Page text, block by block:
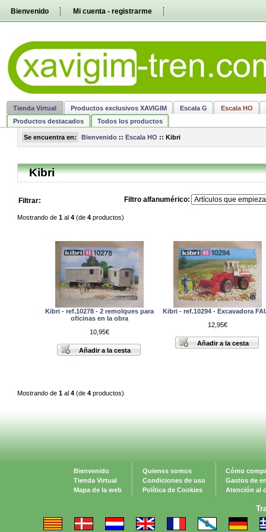
directamente
Bienvenido Mi cuenta - registrarme
Tienda Virtual Productos exclusivos XAVIGIM Escala G Escala HO
Productos destacados
Todos los productos
Se encuentra en: Bienvenido ::Escala HO ::Kibri
Kibri
Filtrar: Filtro alfanumérico:
Mostrando de 1al 4(de 4productos)
Kibri - ref.10278 - 2 remolques para
oficinas en la obra
10,95€
Kibri - ref.10294 - Excavadora
12,95€
Mostrando de 1al 4(de 4productos)
Bienvenido
Tienda Virtual
Mapa de la web
Quienes somos
Condiciones de uso
Política de Cookies
Cómo
Gastos de
Atención al